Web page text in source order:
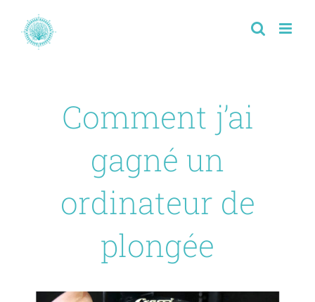
contenu
Comment j’ai
gagné un
ordinateur de
plongée